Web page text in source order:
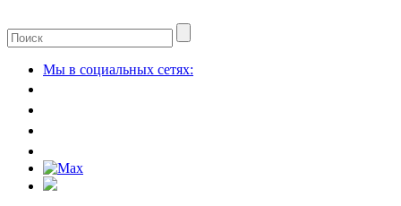
Мы в социальных сетях: